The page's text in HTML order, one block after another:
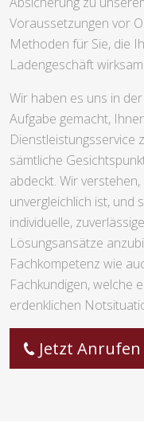
Voraussetzungen vor
Methoden für Sie, die
Ladengeschäft
Wir haben es uns in
Aufgabe gemacht,
Dienstleistungsservice
sämtliche
abdeckt. Wir
unvergleichlich ist, und
individuelle,
Lösungsansätze
Fachkompetenz wie
Fachkundigen, welche
erdenklichen
Jetzt Anrufen